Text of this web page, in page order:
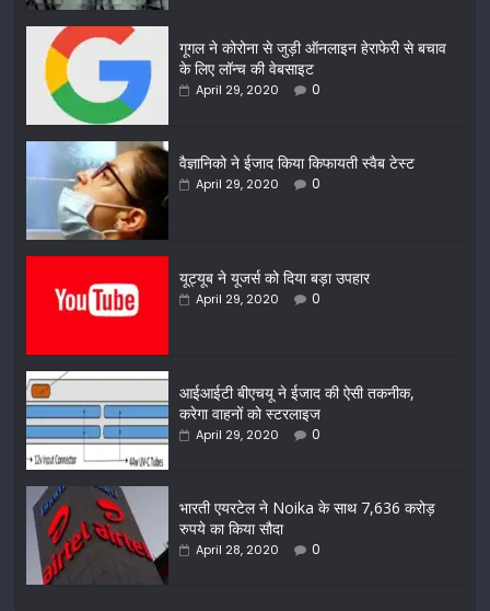
गूगल ने कोरोना से जुड़ी ऑनलाइन हेराफेरी से बचाव
के लिए लॉन्च की वेबसाइट
April 29, 2020 0
वैज्ञानिको ने ईजाद किया किफायती स्वैब टेस्ट
April 29, 2020 0
यूट्यूब ने यूजर्स को दिया बड़ा उपहार
April 29, 2020 0
आईआईटी बीएचयू ने ईजाद की ऐसी तकनीक,
करेगा वाहनों को स्टरलाइज
April 29, 2020 0
भारती एयरटेल ने Noika के साथ 7,636 करोड़
रुपये का किया सौदा
April 28, 2020 0